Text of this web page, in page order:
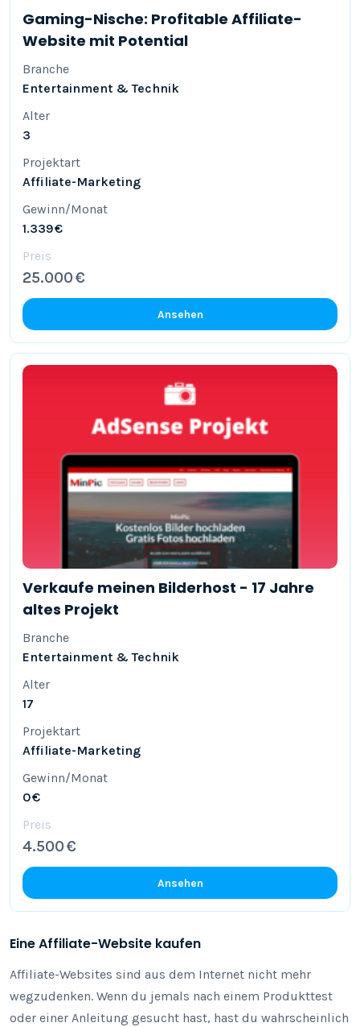
Gaming-Nische: Profitable Affiliate-
Website mit Potential
Branche
Entertainment & Technik
Alter
3
Projektart
Affiliate-Marketing
Gewinn/Monat
1.339 €
Preis
25.000 €
Ansehen
Verkaufe meinen Bilderhost - 17 Jahre
altes Projekt
Branche
Entertainment & Technik
Alter
17
Projektart
Affiliate-Marketing
Gewinn/Monat
0 €
Preis
4.500 €
Ansehen
Eine Affiliate-Website kaufen
Affiliate-Websites sind aus dem Internet nicht mehr
wegzudenken. Wenn du jemals nach einem Produkttest
oder einer Anleitung gesucht hast, hast du wahrscheinlich